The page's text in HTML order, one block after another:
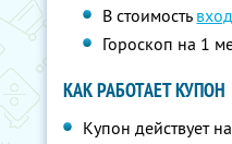
В стоимость
Гороскоп на 1
КАК РАБОТАЕТ КУПОН
Купон действует